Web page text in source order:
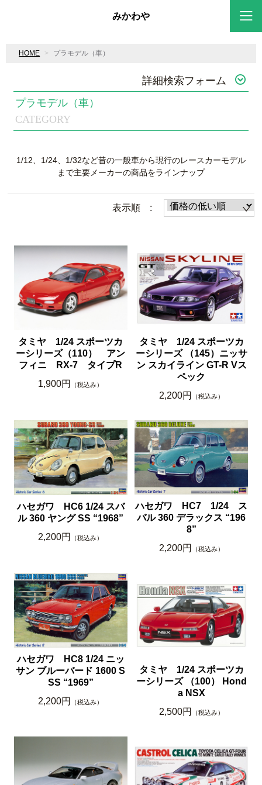
みかわや
HOME プラモデル（車）
詳細検索フォーム
CATEGORY
プラモデル（車）
1/12、1/24、1/32など昔の一般車から現行のレースカーモデル
まで主要メーカーの商品をラインナップ
表示順 :
タミヤ 1/24 スポーツカ
ーシリーズ（110） アン
フィニ RX-7 タイプR
1,900円
（税込み）
タミヤ 1/24 スポーツカ
ーシリーズ （145）ニッサ
ン スカイライン GT-R Vス
ペック
2,200円
（税込み）
ハセガワ HC6 1/24 スバ
ル 360 ヤング SS “1968”
2,200円
（税込み）
ハセガワ HC7 1/24 ス
バル 360 デラックス “196
8”
2,200円
（税込み）
ハセガワ HC8 1/24 ニッ
サン ブルーバード 1600 S
SS “1969”
2,200円
（税込み）
タミヤ 1/24 スポーツカ
ーシリーズ （100） Hond
a NSX
2,500円
（税込み）